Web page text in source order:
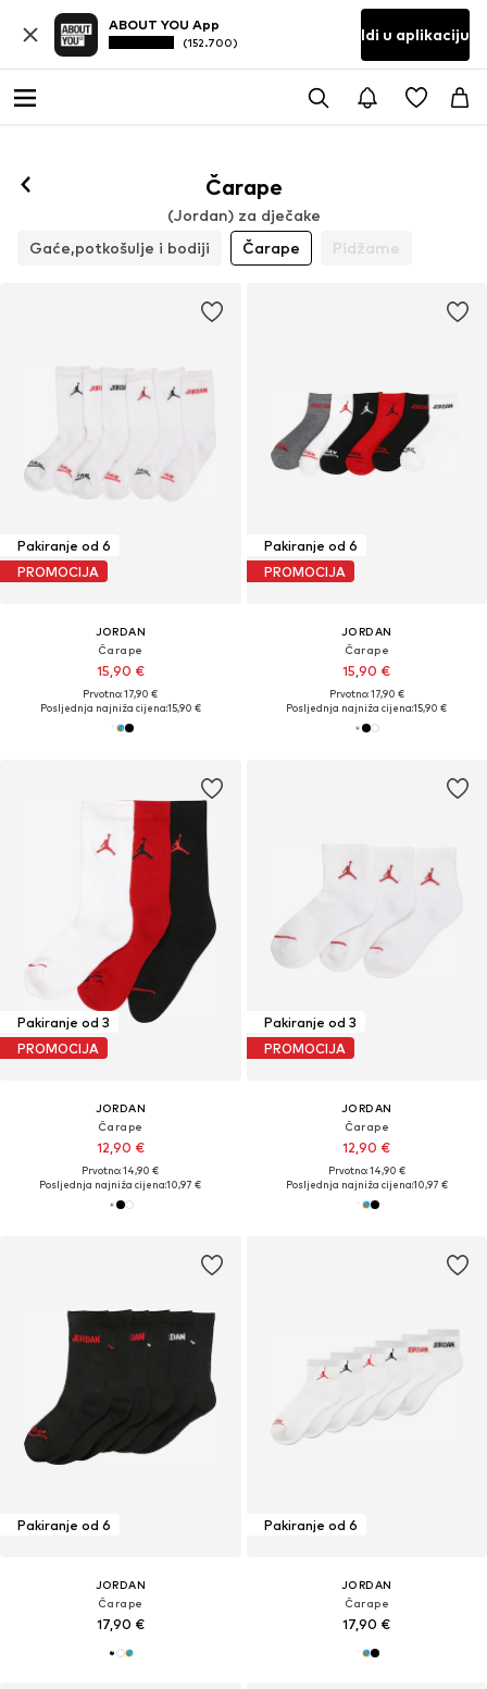
ABOUT YOU App
(152.700) Idi u aplikaciju
Čarape
(Jordan) za dječake
Gaće,potkošulje i bodiji
Čarape Pidžame
Pakiranje od 6
PROMOCIJA
JORDAN
Čarape
15,90 €
Prvotno: 17,90 €
Posljednja najniža cijena:15,90 €
Pakiranje od 6
PROMOCIJA
JORDAN
Čarape
15,90 €
Prvotno: 17,90 €
Posljednja najniža cijena:15,90 €
Pakiranje od 3
PROMOCIJA
JORDAN
Čarape
12,90 €
Prvotno: 14,90 €
Posljednja najniža cijena:10,97 €
Pakiranje od 3
PROMOCIJA
JORDAN
Čarape
12,90 €
Prvotno: 14,90 €
Posljednja najniža cijena:10,97 €
Pakiranje od 6
JORDAN
Čarape
17,90 €
Pakiranje od 6
JORDAN
Čarape
17,90 €